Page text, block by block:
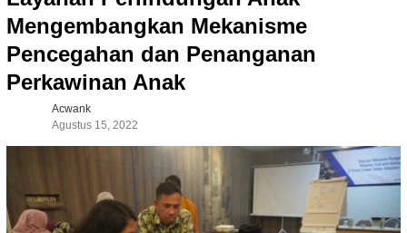
Mengembangkan Mekanisme
Pencegahan dan Penanganan
Perkawinan Anak
Acwank
Agustus 15, 2022